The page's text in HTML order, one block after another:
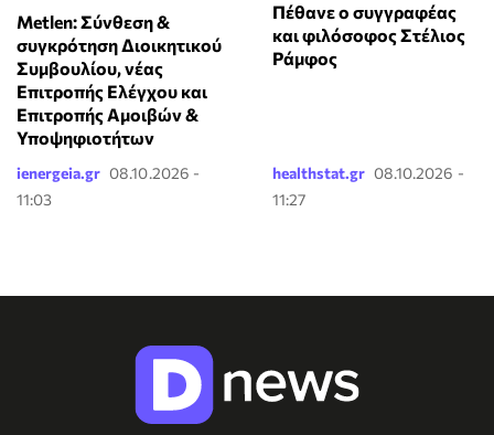
Metlen: Σύνθεση &
συγκρότηση Διοικητικού
Συμβουλίου, νέας
Επιτροπής Ελέγχου και
Επιτροπής Αμοιβών &
Υποψηφιοτήτων
ienergeia.gr 08.10.2026 -
11:03
Πέθανε ο συγγραφέας
και φιλόσοφος Στέλιος
Ράμφος
healthstat.gr 08.10.2026 -
11:27